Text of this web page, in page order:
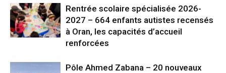
Rentrée scolaire spécialisée 2026-
2027 – 664 enfants autistes recensés
à Oran, les capacités d’accueil
renforcées
Pôle Ahmed Zabana – 20 nouveaux